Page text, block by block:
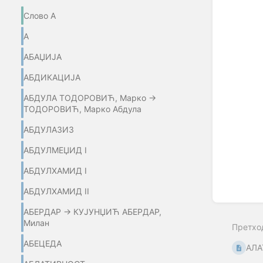
Слово А
А
АБАЏИЈA
АБДИКАЦИЈА
АБДУЛА ТОДОРОВИЋ, Марко →
ТОДОРОВИЋ, Марко Абдула
АБДУЛАЗИЗ
АБДУЛМЕЏИД I
АБДУЛХАМИД I
АБДУЛХАМИД II
АБЕРДАР → КУЈУНЏИЋ АБЕРДАР,
Милан
АБЕЦЕДА